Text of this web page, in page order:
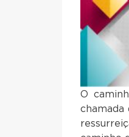
O
chamada